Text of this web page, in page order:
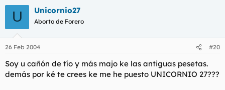
U Unicornio27
Aborto de Forero
26 Feb 2004 #20
Soy u cañón de tío y más majo ke las antiguas pesetas.
demás por ké te crees ke me he puesto UNICORNIO 27???